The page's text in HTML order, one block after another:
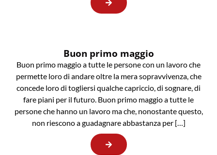
Buon primo maggio
Buon primo maggio a tutte le persone con un lavoro che
permette loro di andare oltre la mera sopravvivenza, che
concede loro di togliersi qualche capriccio, di sognare, di
fare piani per il futuro. Buon primo maggio a tutte le
persone che hanno un lavoro ma che, nonostante questo,
non riescono a guadagnare abbastanza per […]